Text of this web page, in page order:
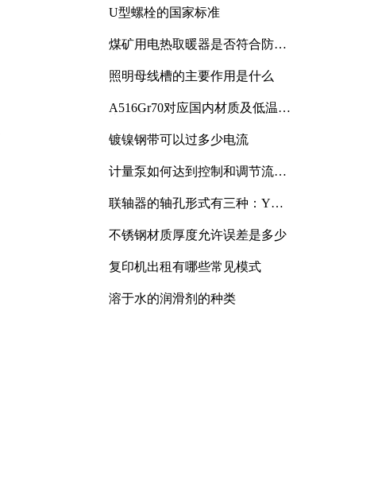
U型螺栓的国家标准
煤矿用电热取暖器是否符合防爆
照明母线槽的主要作用是什么
A516Gr70对应国内材质及低温冲
镀镍钢带可以过多少电流
计量泵如何达到控制和调节流量
联轴器的轴孔形式有三种：Y
不锈钢材质厚度允许误差是多少
复印机出租有哪些常见模式
溶于水的润滑剂的种类